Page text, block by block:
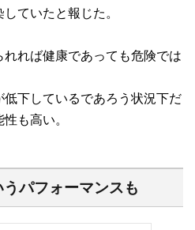
ていたと報じた。
れば健康であっても危険では
下しているであろう状況下だ
も高い。
パフォーマンスも